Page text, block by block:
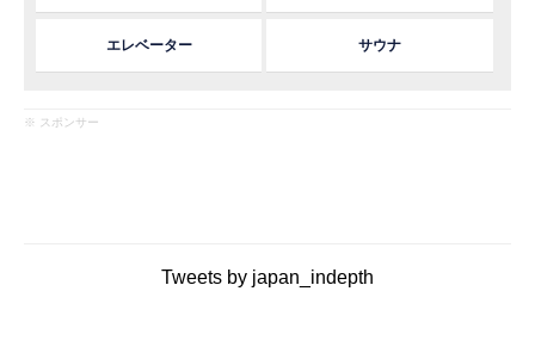
エレベーター サウナ
※ スポンサー
Tweets by japan_indepth